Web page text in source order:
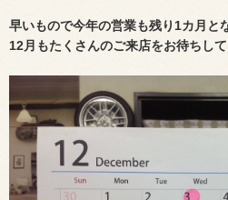
早いもので今年の営業も残り1カ月と
12月もたくさんのご来店をお待ちし